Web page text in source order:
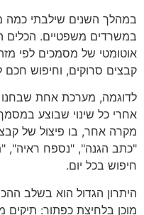
במשרדים משפטיים. הכלים
קבצים סרוקים, וחיפוש
לדוגמה, מערכת אחת שבחנו
אחרי כל שינוי שבוצע
מקרה אחר, בו פיצול של
"כתב הגנה", "נספח ראיה",
חיפוש בכל יום.
היתרון הגדול הוא בשלב
מוכן בלחיצת כפתור: תיקים